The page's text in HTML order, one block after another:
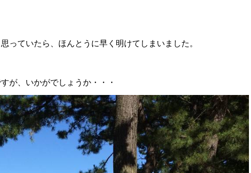
っていたら、ほんとうに早く明けてしまいました。
が、いかがでしょうか・・・